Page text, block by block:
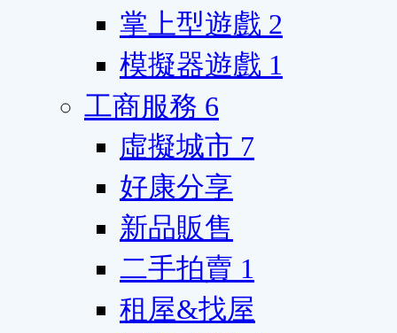
掌上型遊戲 2
模擬器遊戲 1
工商服務 6
虛擬城市 7
好康分享
新品販售
二手拍賣 1
租屋&找屋